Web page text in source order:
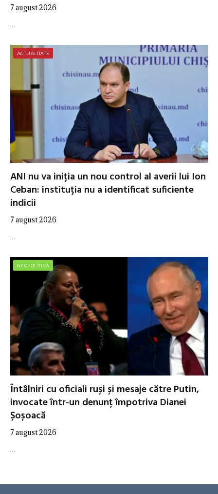
7 august 2026
…
ACTUALITATE
ANI nu va iniția un nou control al averii lui Ion
Ceban: instituția nu a identificat suficiente
indicii
7 august 2026
…
GEOPOLITICA
Întâlniri cu oficiali ruși și mesaje către Putin,
invocate într-un denunț împotriva Dianei
Șoșoacă
7 august 2026
…